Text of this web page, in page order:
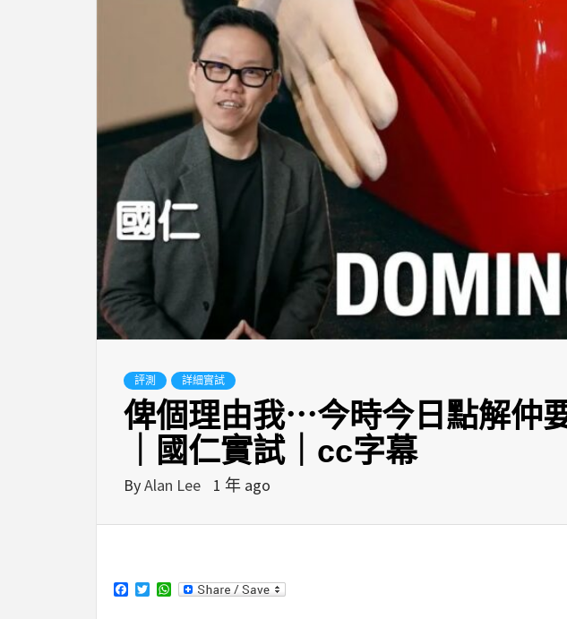
評測 詳細實試
俾個理由我⋯今時今日點解仲
｜國仁實試｜cc字幕
ByAlan Lee 1 年 ago
Facebook
TwitterWhatsApp